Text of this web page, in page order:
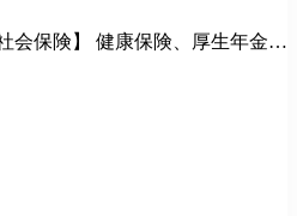
社保完備 手当（家族／管理職
表彰 ＊引越しを伴う
給 その他補助金制度